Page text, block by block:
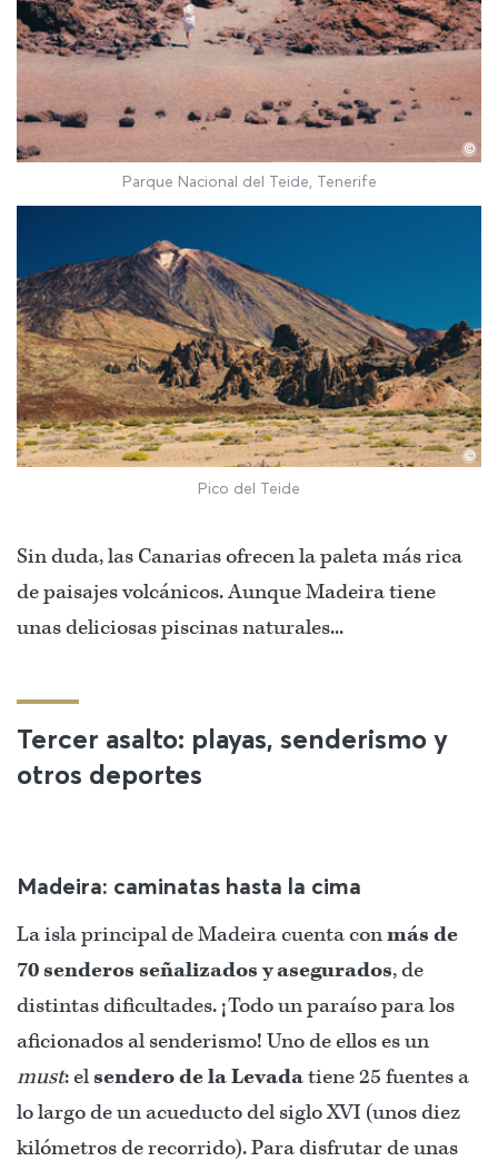
©
Parque Nacional del Teide, Tenerife
©
Pico del Teide
Sin duda, las Canarias ofrecen la paleta más rica
de paisajes volcánicos. Aunque Madeira tiene
unas deliciosas piscinas naturales...
Tercer asalto: playas, senderismo y
otros deportes
Madeira: caminatas hasta la cima
La isla principal de Madeira cuenta conmás de
70 senderos señalizados y asegurados, de
distintas dificultades. ¡Todo un paraíso para los
aficionados al senderismo! Uno de ellos es un
must: el sendero de la Levadatiene 25 fuentes a
lo largo de un acueducto del siglo XVI (unos diez
kilómetros de recorrido). Para disfrutar de unas